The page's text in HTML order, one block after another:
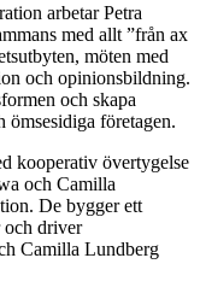
arbetar Petra
med allt ”från ax
möten med
och opinionsbildning.
och skapa
företagen.
kooperativ övertygelse
och Camilla
De bygger ett
och driver
Camilla Lundberg